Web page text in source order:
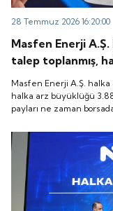
28 Temmuz 2026 16:20:00
Masfen Enerji
talep toplanmış,
TL olarak
zaman borsada
Masfen Enerji A.Ş. halka
halka arz büyüklüğü
payları ne zaman